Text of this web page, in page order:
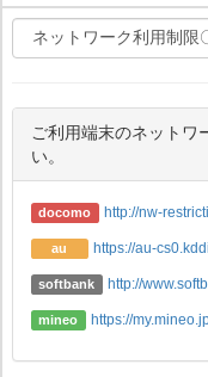
ご利用端末のネットワ
い。
docomo http://nw-
au https://au-
softbank http://
mineo https://